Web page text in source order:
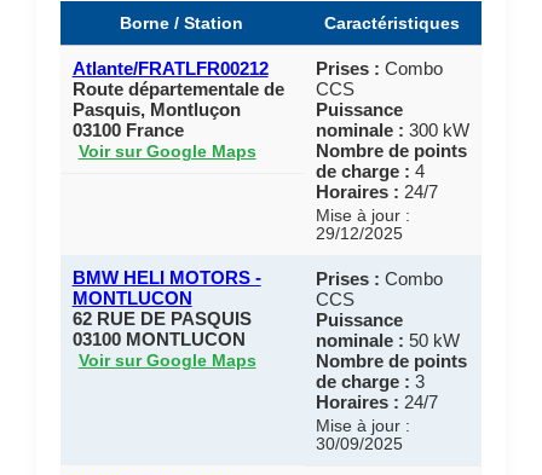
Borne / Station Caractéristiques
Atlante/FRATLFR00212
Route départementale de
Pasquis, Montluçon
03100 France
Voir sur Google Maps
Prises : Combo
CCS
Puissance
nominale : 300 kW
Nombre de points
de charge : 4
Horaires : 24/7
Mise à jour :
29/12/2025
BMW HELI MOTORS -
MONTLUCON
62 RUE DE PASQUIS
03100 MONTLUCON
Voir sur Google Maps
Prises : Combo
CCS
Puissance
nominale : 50 kW
Nombre de points
de charge : 3
Horaires : 24/7
Mise à jour :
30/09/2025